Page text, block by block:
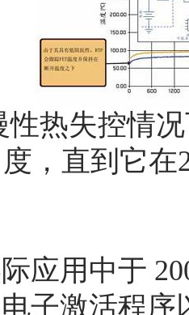
性热失控情
度，直到它在
应用中于
子激活程